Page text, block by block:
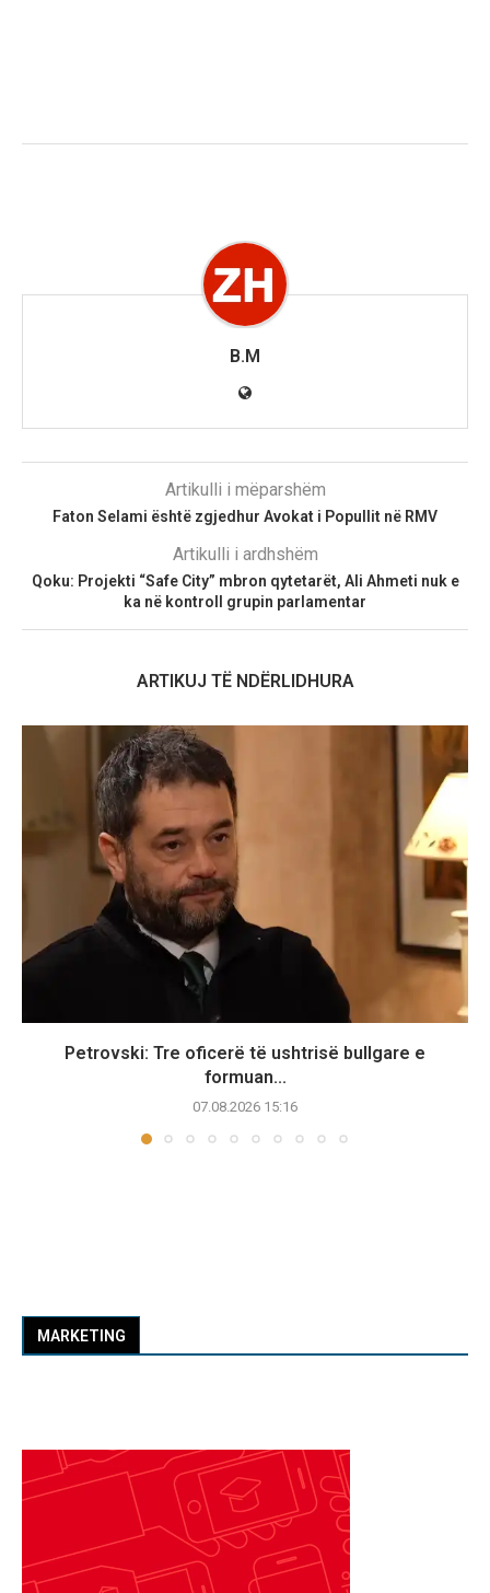
B.M
Artikulli i mëparshëm
Faton Selami është zgjedhur Avokat i Popullit në RMV
Artikulli i ardhshëm
Qoku: Projekti “Safe City” mbron qytetarët, Ali Ahmeti nuk e
ka në kontroll grupin parlamentar
ARTIKUJ TË NDËRLIDHURA
Petrovski: Tre oficerë të ushtrisë bullgare e
formuan...
07.08.2026 15:16
MARKETING